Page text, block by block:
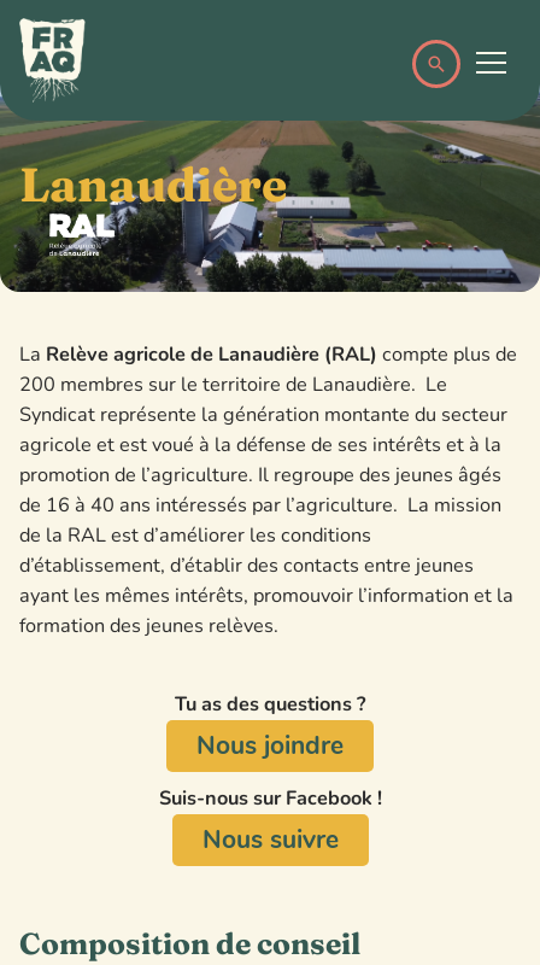
Lanaudière
La Relève agricole de Lanaudière (RAL) compte plus de
200 membres sur le territoire de Lanaudière. Le
Syndicat représente la génération montante du secteur
agricole et est voué à la défense de ses intérêts et à la
promotion de l’agriculture. Il regroupe des jeunes âgés
de 16 à 40 ans intéressés par l’agriculture. La mission
de la RAL est d’améliorer les conditions
d’établissement, d’établir des contacts entre jeunes
ayant les mêmes intérêts, promouvoir l’information et la
formation des jeunes relèves.
Tu as des questions ?
Nous joindre
Suis-nous sur Facebook !
Nous suivre
Composition de conseil